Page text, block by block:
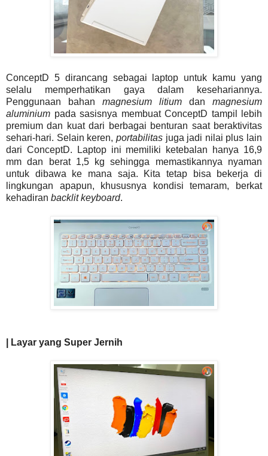
ConceptD 5 dirancang sebagai laptop untuk kamu yang
selalu memperhatikan gaya dalam kesehariannya.
Penggunaan bahan magnesium litium dan magnesium
aluminium pada sasisnya membuat ConceptD tampil lebih
premium dan kuat dari berbagai benturan saat beraktivitas
sehari-hari. Selain keren, portabilitas juga jadi nilai plus lain
dari ConceptD. Laptop ini memiliki ketebalan hanya 16,9
mm dan berat 1,5 kg sehingga memastikannya nyaman
untuk dibawa ke mana saja. Kita tetap bisa bekerja di
lingkungan apapun, khususnya kondisi temaram, berkat
kehadiran backlit keyboard.
| Layar yang Super Jernih